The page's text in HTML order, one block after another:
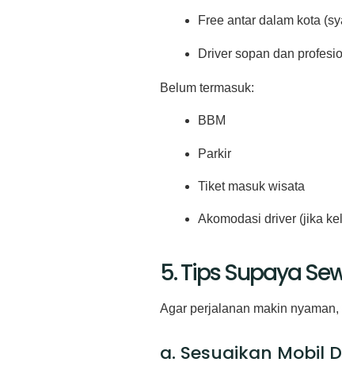
Free antar dalam kota
Driver sopan dan
Belum termasuk:
BBM
Parkir
Tiket masuk wisata
Akomodasi driver (jika
5. Tips Supaya
Agar perjalanan makin
a. Sesuaikan Mobil